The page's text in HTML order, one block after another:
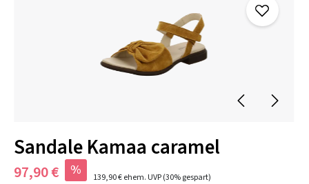
Sandale Kamaa caramel
97,90 € % 139,90 €ehem. UVP(30% gespart)